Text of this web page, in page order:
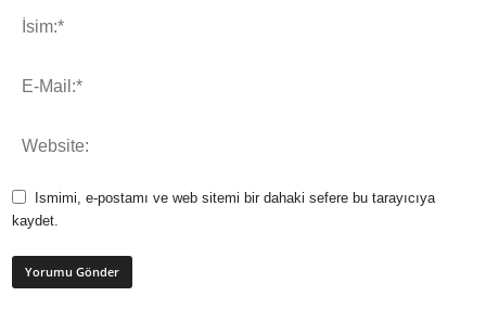
Ismimi, e-postamı ve web sitemi bir dahaki sefere bu tarayıcıya
kaydet.